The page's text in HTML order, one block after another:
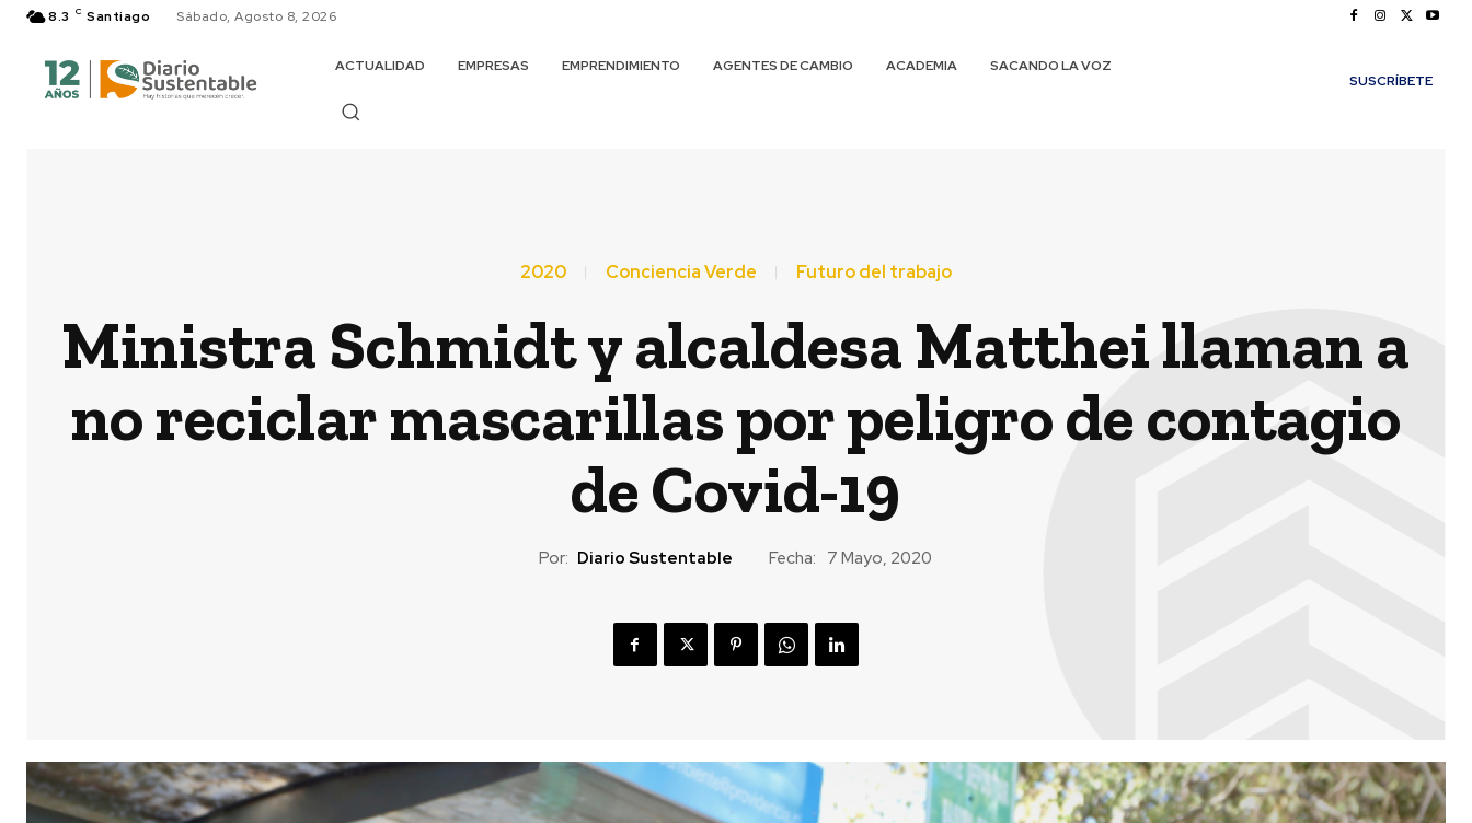
8.3 C Santiago Sábado, Agosto 8, 2026
ACTUALIDAD EMPRESAS EMPRENDIMIENTO AGENTES DE CAMBIO ACADEMIA
SACANDO LA VOZ
SUSCRÍBETE
2020 Conciencia Verde Futuro del trabajo
Ministra Schmidt y alcaldesa Matthei llaman a
no reciclar mascarillas por peligro de contagio
de Covid-19
Por: Diario Sustentable Fecha: 7 Mayo, 2020